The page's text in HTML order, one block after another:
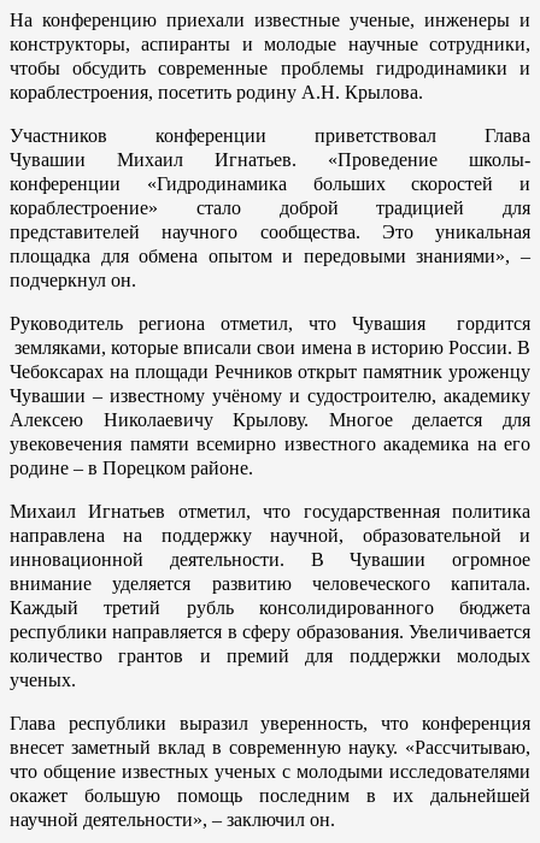
На конференцию приехали известные ученые, инженеры и
конструкторы, аспиранты и молодые научные сотрудники,
чтобы обсудить современные проблемы гидродинамики и
кораблестроения, посетить родину А.Н. Крылова.
Участников конференции приветствовал Глава
Чувашии Михаил Игнатьев. «Проведение школы-
конференции «Гидродинамика больших скоростей и
кораблестроение» стало доброй традицией для
представителей научного сообщества. Это уникальная
площадка для обмена опытом и передовыми знаниями», –
подчеркнул он.
Руководитель региона отметил, что Чувашия гордится
земляками, которые вписали свои имена в историю России. В
Чебоксарах на площади Речников открыт памятник уроженцу
Чувашии – известному учёному и судостроителю, академику
Алексею Николаевичу Крылову. Многое делается для
увековечения памяти всемирно известного академика на его
родине – в Порецком районе.
Михаил Игнатьев отметил, что государственная политика
направлена на поддержку научной, образовательной и
инновационной деятельности. В Чувашии огромное
внимание уделяется развитию человеческого капитала.
Каждый третий рубль консолидированного бюджета
республики направляется в сферу образования. Увеличивается
количество грантов и премий для поддержки молодых
ученых.
Глава республики выразил уверенность, что конференция
внесет заметный вклад в современную науку. «Рассчитываю,
что общение известных ученых с молодыми исследователями
окажет большую помощь последним в их дальнейшей
научной деятельности», – заключил он.